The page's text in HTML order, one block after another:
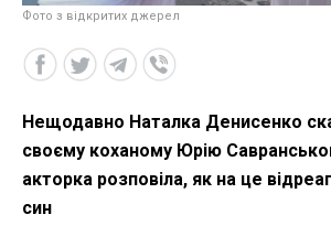
Фото з відкритих джерел
Нещодавно Наталка Денисенко
своєму коханому Юрію
акторка розповіла, як на це
син